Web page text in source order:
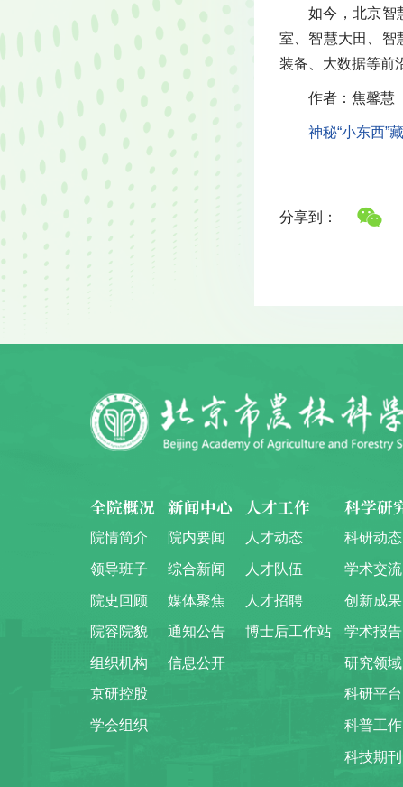
如今，北京智
室、智慧大田、智
装备、大数据等前
作者：焦馨慧
神秘“小东西”
分享到：
全院概况
院情简介
领导班子
院史回顾
院容院貌
组织机构
京研控股
学会组织
新闻中心
院内要闻
综合新闻
媒体聚焦
通知公告
信息公开
人才工作
人才动态
人才队伍
人才招聘
博士后工作站
科学研
科研动态
学术交流
创新成果
学术报告
研究领域
科研平台
科普工作
科技期刊